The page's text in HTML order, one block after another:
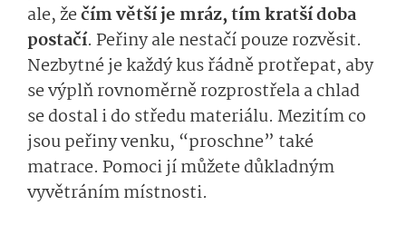
ale, žečím větší je mráz, tím kratší doba
postačí. Peřiny ale nestačí pouze rozvěsit.
Nezbytné je každý kus řádně protřepat, aby
se výplň rovnoměrně rozprostřela a chlad
se dostal i do středu materiálu. Mezitím co
jsou peřiny venku, “proschne” také
matrace. Pomoci jí můžete důkladným
vyvětráním místnosti.